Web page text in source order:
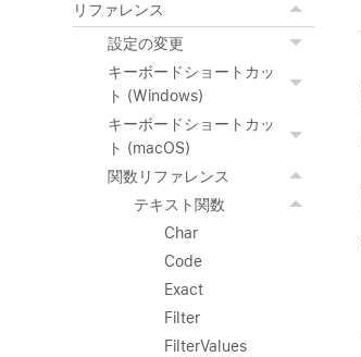
リファレンス
設定の変更
キーボードショートカッ
ト (Windows)
キーボードショートカッ
ト (macOS)
関数リファレンス
テキスト関数
Char
Code
Exact
Filter
FilterValues